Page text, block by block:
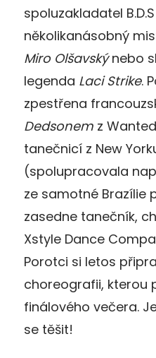
spoluzakladatel
několikanásobný
Miro Olšavskýnebo
legenda Laci Strike.
zpestřena
Dedsonem z
tanečnicí z New
(spolupracovala
ze samotné Brazílie
zasedne tanečník,
Xstyle Dance
Porotci si letos
choreografii, kterou
finálového večera.
se těšit!